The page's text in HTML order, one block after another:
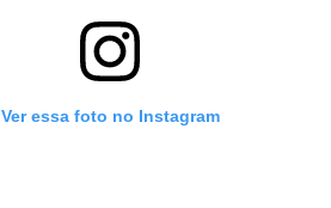
Ver essa foto no Instagram